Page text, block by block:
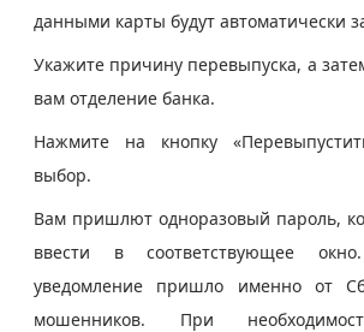
данными карты будут автоматически
Укажите причину перевыпуска, а
вам отделение банка.
Нажмите на кнопку
выбор.
Вам пришлют одноразовый пароль,
ввести в соответствующее
уведомление пришло именно от
мошенников. При